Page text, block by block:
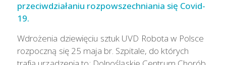
przeciwdziałaniu rozpowszechniania się Covid-
19.
Wdrożenia dziewięciu sztuk UVD Robota w Polsce
rozpoczną się 25 maja br. Szpitale, do których